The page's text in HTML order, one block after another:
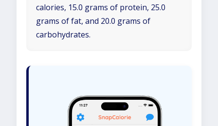
calories, 15.0 grams of protein, 25.0
grams of fat, and 20.0 grams of
carbohydrates.